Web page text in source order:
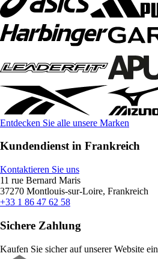
Entdecken Sie alle unsere Marken
Kundendienst in Frankreich
Kontaktieren Sie uns
11 rue Bernard Maris
37270 Montlouis-sur-Loire, Frankreich
+33 1 86 47 62 58
Sichere Zahlung
Kaufen Sie sicher auf unserer Website ein